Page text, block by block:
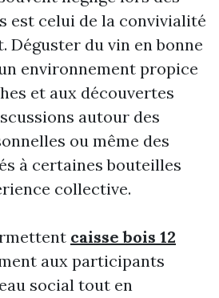
est celui de la convivialité
Déguster du vin en bonne
environnement propice
et aux découvertes
autour des
ou même des
à certaines bouteilles
collective.
caisse bois 12
aux participants
social tout en